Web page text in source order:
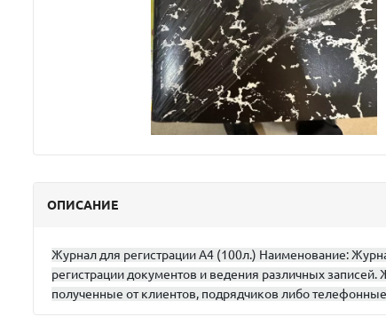
ОПИСАНИЕ
Журнал для регистрации А4 (100л.) Наименование:
регистрации документов и ведения различных
полученные от клиентов, подрядчиков либо